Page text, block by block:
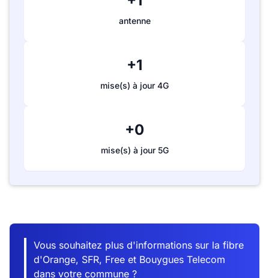
antenne
+1
mise(s) à jour 4G
+0
mise(s) à jour 5G
Vous souhaitez plus d'informations sur la fibre
d'Orange, SFR, Free et Bouygues Telecom
dans votre commune ?